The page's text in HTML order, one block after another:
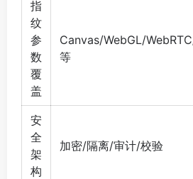
指
纹
参
数
覆
盖
Canvas/WebGL/
等
安
全
架
构
加密/隔离/审计/校验